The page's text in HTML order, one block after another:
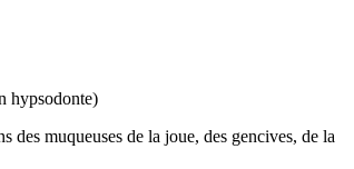
hypsodonte)
des muqueuses de la joue, des gencives, de la